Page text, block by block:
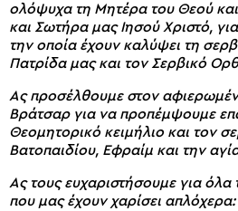
ολόψυχα τη Μητέρα του Θεού και
και Σωτήρα μας Ιησού Χριστό,
την οποία έχουν καλύψει τη
Πατρίδα μας και τον Σερβικό
Ας προσέλθουμε στον
Βράτσαρ για να προπέμψουμε
Θεομητορικό κειμήλιο και τον
Βατοπαιδίου, Εφραίμ και την
Ας τους ευχαριστήσουμε για
που μας έχουν χαρίσει